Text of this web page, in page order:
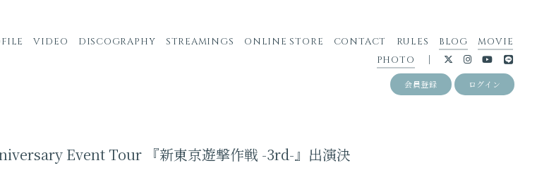
VIDEO DISCOGRAPHY STREAMINGS ONLINE STORE CONTACT RULES BLOG
MOVIE
PHOTO
会員登録 ログイン
Event Tour 『新東京遊撃作戦 -3rd-』出演決